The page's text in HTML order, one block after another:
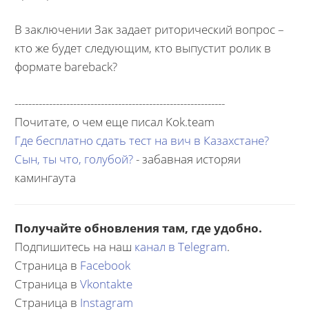
В заключении Зак задает риторический вопрос –
кто же будет следующим, кто выпустит ролик в
формате bareback?
-------------------------------------------------------------
Почитате, о чем еще писал Kok.team
Где бесплатно сдать тест на вич в Казахстане?
Сын, ты что, голубой?- забавная исторяи
камингаута
Получайте обновления там, где удобно.
Подпишитесь на наш канал в Telegram.
Страница в Facebook
Страница в Vkontakte
Страница в Instagram